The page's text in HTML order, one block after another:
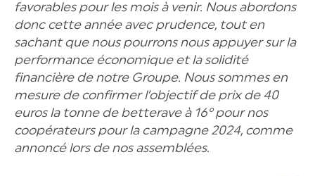
favorables pour les mois à venir. Nous abordons
donc cette année avec prudence, tout en
sachant que nous pourrons nous appuyer sur la
performance économique et la solidité
financière de notre Groupe. Nous sommes en
mesure de confirmer l’objectif de prix de 40
euros la tonne de betterave à 16° pour nos
coopérateurs pour la campagne 2024, comme
annoncé lors de nos assemblées.